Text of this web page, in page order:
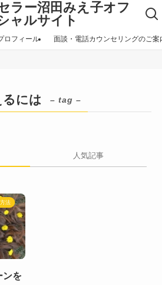
ラー沼田みえ子オフ
ャルサイト
ロフィール 面談・電話カウンセリングのご案
には – tag –
人気記事
法
ンを